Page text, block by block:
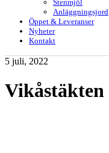
Stenmjöl
Anläggningsjord
Öppet & Leveranser
Nyheter
Kontakt
5 juli, 2022
Vikåstäkten